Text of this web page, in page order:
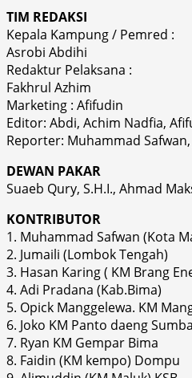
TIM REDAKSI
Kepala Kampung / Pemred :
Asrobi Abdihi
Redaktur Pelaksana :
Fakhrul Azhim
Marketing : Afifudin
Editor: Abdi, Achim Nadfia,
Reporter: Muhammad
DEWAN PAKAR
Suaeb Qury, S.H.I., Ahmad
KONTRIBUTOR
1. Muhammad Safwan (Kota
2. Jumaili (Lombok Tengah)
3. Hasan Karing ( KM Brang
4. Adi Pradana (Kab.Bima)
5. Opick Manggelewa. KM
6. Joko KM Panto daeng
7. Ryan KM Gempar Bima
8. Faidin (KM kempo) Dompu